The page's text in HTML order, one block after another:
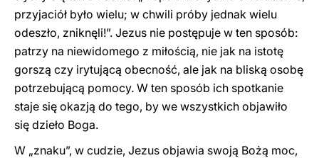
przyjaciół było wielu; w chwili próby jednak wielu
odeszło, zniknęli!”. Jezus nie postępuje w ten sposób:
patrzy na niewidomego z miłością, nie jak na istotę
gorszą czy irytującą obecność, ale jak na bliską osobę
potrzebującą pomocy. W ten sposób ich spotkanie
staje się okazją do tego, by we wszystkich objawiło
się dzieło Boga.
W „znaku”, w cudzie, Jezus objawia swoją Bożą moc,